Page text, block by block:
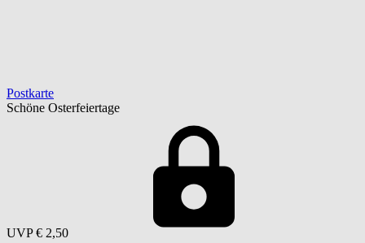
Postkarte
Schöne Osterfeiertage
UVP € 2,50